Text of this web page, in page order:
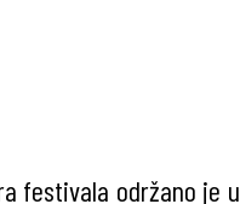
festivala održano je u